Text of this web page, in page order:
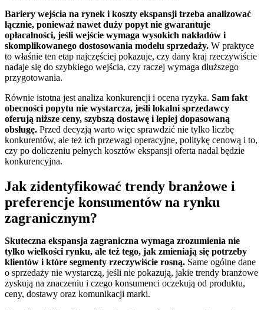
Bariery wejścia na rynek i koszty ekspansji trzeba analizować
łącznie, ponieważ nawet duży popyt nie gwarantuje
opłacalności, jeśli wejście wymaga wysokich nakładów i
skomplikowanego dostosowania modelu sprzedaży. W praktyce
to właśnie ten etap najczęściej pokazuje, czy dany kraj rzeczywiście
nadaje się do szybkiego wejścia, czy raczej wymaga dłuższego
przygotowania.
Równie istotna jest analiza konkurencji i ocena ryzyka. Sam fakt
obecności popytu nie wystarcza, jeśli lokalni sprzedawcy
oferują niższe ceny, szybszą dostawę i lepiej dopasowaną
obsługę. Przed decyzją warto więc sprawdzić nie tylko liczbę
konkurentów, ale też ich przewagi operacyjne, politykę cenową i to,
czy po doliczeniu pełnych kosztów ekspansji oferta nadal będzie
konkurencyjna.
Jak zidentyfikować trendy branżowe i
preferencje konsumentów na rynku
zagranicznym?
Skuteczna ekspansja zagraniczna wymaga zrozumienia nie
tylko wielkości rynku, ale też tego, jak zmieniają się potrzeby
klientów i które segmenty rzeczywiście rosną. Same ogólne dane
o sprzedaży nie wystarczą, jeśli nie pokazują, jakie trendy branżowe
zyskują na znaczeniu i czego konsumenci oczekują od produktu,
ceny, dostawy oraz komunikacji marki.